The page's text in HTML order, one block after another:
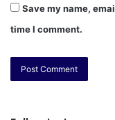
Save my name,
time I comment.